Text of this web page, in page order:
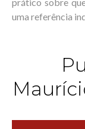
uma referência